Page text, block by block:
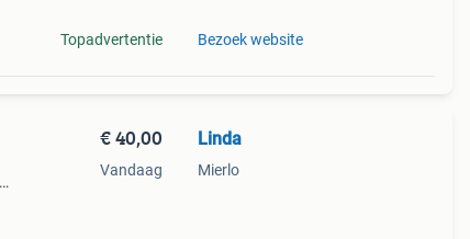
Topadvertentie Bezoek website
€ 40,00
Vandaag
Linda
Mierlo